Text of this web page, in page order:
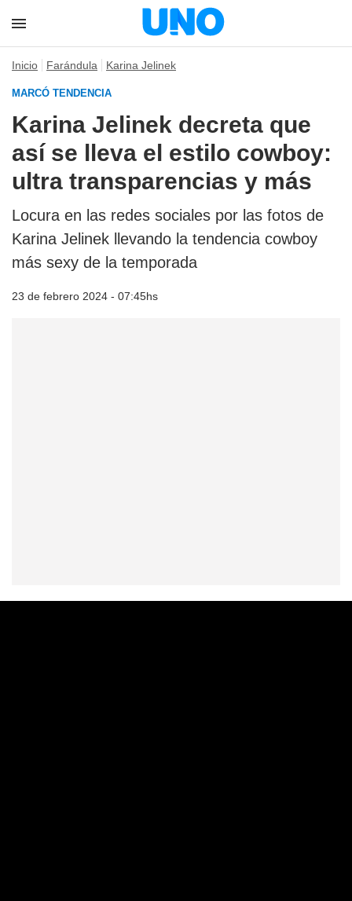
Inicio Farándula Karina Jelinek
MARCÓ TENDENCIA
Karina Jelinek decreta que
así se lleva el estilo cowboy:
ultra transparencias y más
Locura en las redes sociales por las fotos de
Karina Jelinek llevando la tendencia cowboy
más sexy de la temporada
23 de febrero 2024 - 07:45hs